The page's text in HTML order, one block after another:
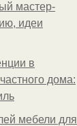
мастер-
идеи
в
дома:
мебели для